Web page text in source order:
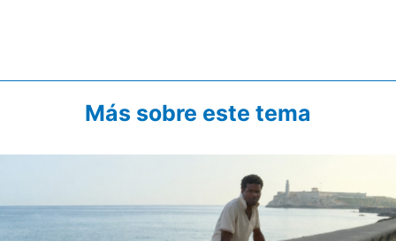
Más sobre este tema